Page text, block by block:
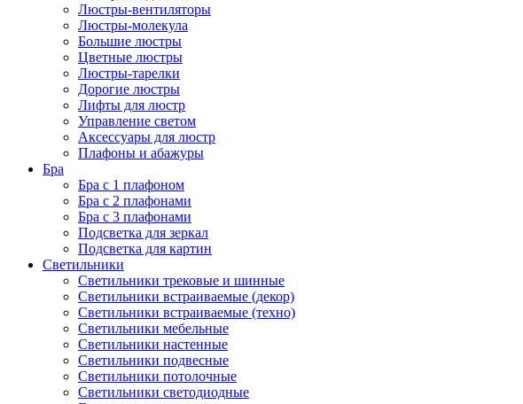
Люстры-вентиляторы
Люстры-молекула
Большие люстры
Цветные люстры
Люстры-тарелки
Дорогие люстры
Лифты для люстр
Управление светом
Аксессуары для люстр
Плафоны и абажуры
Бра
Бра с 1 плафоном
Бра с 2 плафонами
Бра с 3 плафонами
Подсветка для зеркал
Подсветка для картин
Светильники
Светильники трековые и шинные
Светильники встраиваемые (декор)
Светильники встраиваемые (техно)
Светильники мебельные
Светильники настенные
Светильники подвесные
Светильники потолочные
Светильники светодиодные